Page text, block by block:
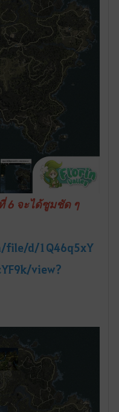
6 จะได้ซูมชัด ๆ
d/1Q46q5xY
view?